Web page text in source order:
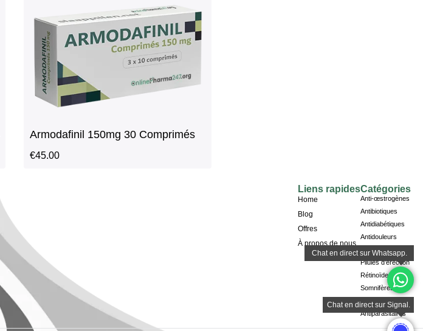
Armodafinil 150mg 30 Comprimés
€45.00
Catégories
Anti-œstrogènes
Antibiotiques
Antidiabétiques
Antidouleurs
Antipsychotiques
Pilules d’érection
Rétinoïdes
Somnifères
Stimulants
Antiparasitaires
Liens rapides
Home
Blog
Offres
À propos de nous